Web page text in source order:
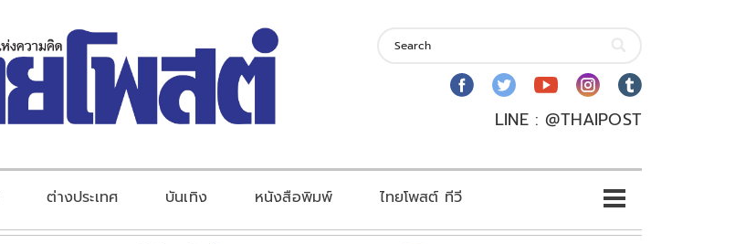
LINE : @THAIPOST
ต่างประเทศ บันเทิง หนังสือพิมพ์ ไทยโพสต์ ทีวี